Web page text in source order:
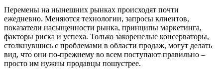
Перемены на нынешних рынках происходят почти
ежедневно. Меняются технологии, запросы клиентов,
показатели насыщенности рынка, принципы маркетинга,
факторы риска и успеха. Только закоренелые консерваторы,
столкнувшись с проблемами в области продаж, могут делать
вид, что они по-прежнему во всем поступают правильно –
просто им нужны продавцы пошустрее.